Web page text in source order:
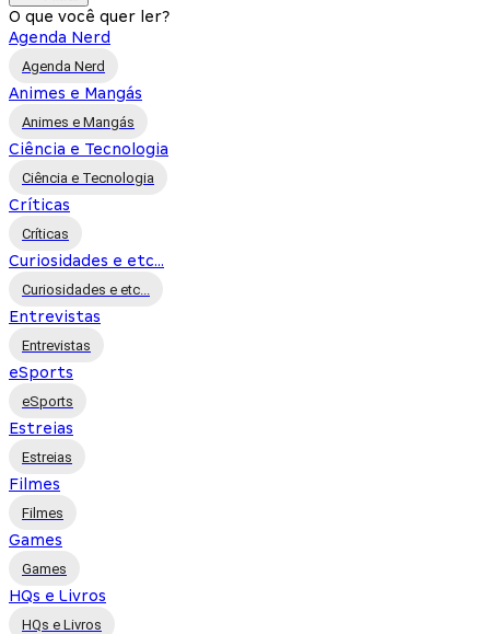
O que você quer ler?
Agenda Nerd
Agenda Nerd
Animes e Mangás
Animes e Mangás
Ciência e Tecnologia
Ciência e Tecnologia
Críticas
Críticas
Curiosidades e etc...
Curiosidades e etc...
Entrevistas
Entrevistas
eSports
eSports
Estreias
Estreias
Filmes
Filmes
Games
Games
HQs e Livros
HQs e Livros